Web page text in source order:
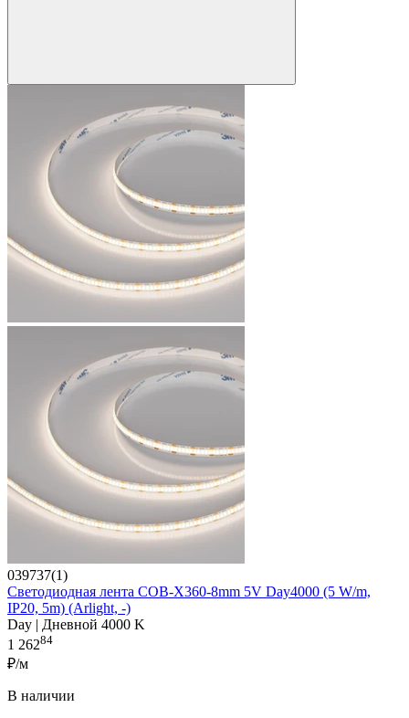
039737(1)
Светодиодная лента COB-X360-8mm 5V Day4000 (5 W/m,
IP20, 5m) (Arlight, -)
Day | Дневной 4000 K
1 26284
₽/м
В наличии